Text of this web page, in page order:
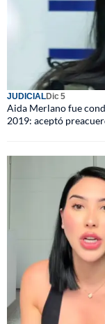
JUDICIALDic 5
Aida Merlano fue
2019: aceptó